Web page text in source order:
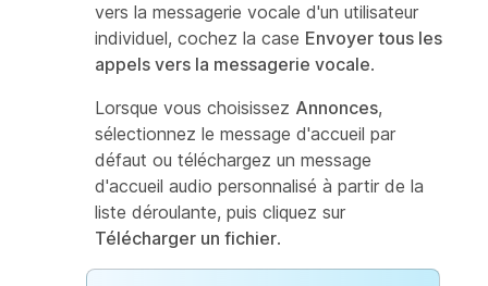
vers la messagerie vocale d'un utilisateur
individuel, cochez la case Envoyer tous les
appels vers la messagerie vocale.
Lorsque vous choisissez Annonces,
sélectionnez le message d'accueil par
défaut ou téléchargez un message
d'accueil audio personnalisé à partir de la
liste déroulante, puis cliquez sur
Télécharger un fichier.